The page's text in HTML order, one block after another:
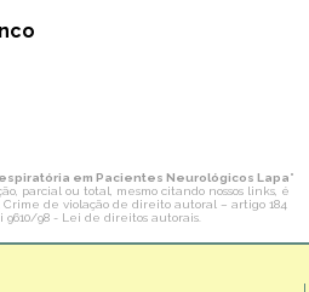
em Pacientes Neurológicos Lapa"
parcial ou total, mesmo citando nossos links, é
de violação de direito autoral – artigo 184
9610/98 - Lei de direitos autorais.